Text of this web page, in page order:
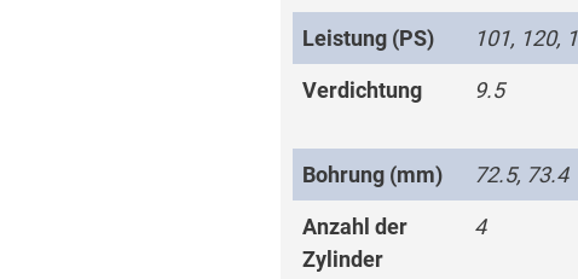
Leistung (PS) 101, 120,
Verdichtung 9.5
Bohrung (mm) 72.5, 73.4
Anzahl der
Zylinder
4